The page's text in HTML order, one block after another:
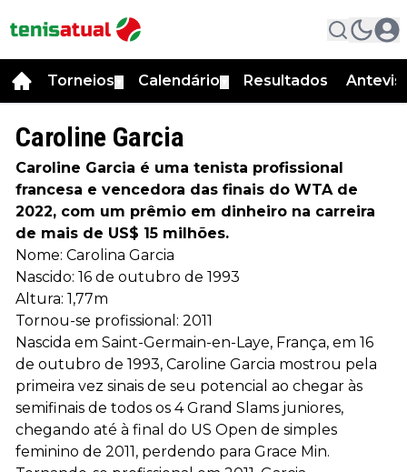
Torneios Calendário Resultados
Caroline Garcia
Caroline Garcia é uma tenista profissional
francesa e vencedora das finais do WTA de
2022, com um prêmio em dinheiro na carreira
de mais de US$ 15 milhões.
Nome: Carolina Garcia
Nascido: 16 de outubro de 1993
Altura: 1,77m
Tornou-se profissional: 2011
Nascida em Saint-Germain-en-Laye, França, em 16
de outubro de 1993, Caroline Garcia mostrou pela
primeira vez sinais de seu potencial ao chegar às
semifinais de todos os 4 Grand Slams juniores,
chegando até à final do US Open de simples
feminino de 2011, perdendo para Grace Min.